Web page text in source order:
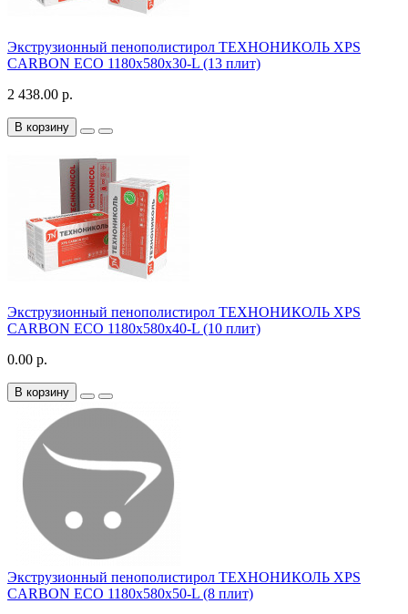
Экструзионный пенополистирол ТЕХНОНИКОЛЬ XPS
CARBON ECO 1180х580х30-L (13 плит)
2 438.00 р.
В корзину
Экструзионный пенополистирол ТЕХНОНИКОЛЬ XPS
CARBON ECO 1180х580х40-L (10 плит)
0.00 р.
В корзину
Экструзионный пенополистирол ТЕХНОНИКОЛЬ XPS
CARBON ECO 1180х580х50-L (8 плит)